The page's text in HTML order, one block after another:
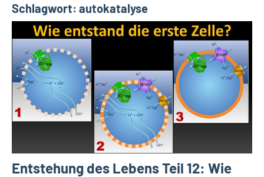
Schlagwort: autokatalyse
Entstehung des Lebens Teil 12: Wie